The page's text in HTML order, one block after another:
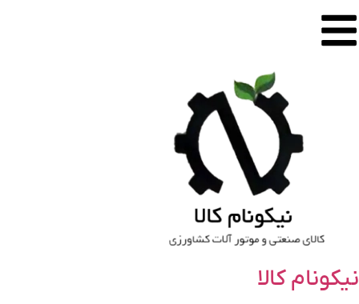
نیکونام کالا